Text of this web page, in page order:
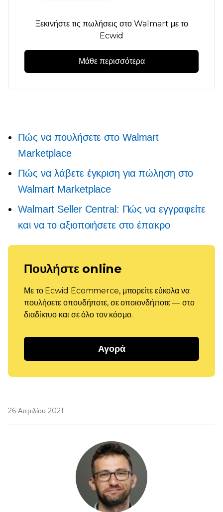
Ξεκινήστε τις πωλήσεις στο Walmart με το
Ecwid
Μάθε περισσότερα
Πώς να πουλήσετε στο Walmart
Marketplace
Πώς να λάβετε έγκριση για πώληση στο
Walmart Marketplace
Walmart Seller Central: Πώς να εγγραφείτε
και να το αξιοποιήσετε στο έπακρο
Πουλήστε online
Με το Ecwid Ecommerce, μπορείτε εύκολα να
πουλήσετε οπουδήποτε, σε οποιονδήποτε — στο
διαδίκτυο και σε όλο τον κόσμο.
Αγορά
26 Απριλίου 2021